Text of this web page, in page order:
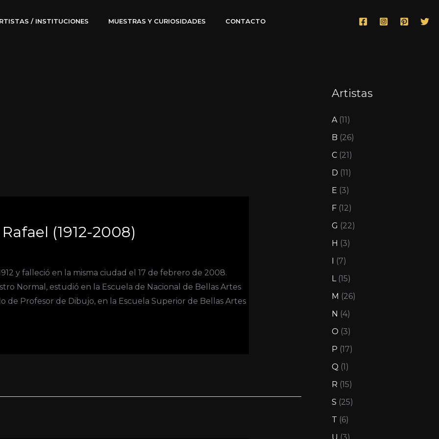
/ INSTITUCIONES MUESTRAS Y CURIOSIDADES CONTACTO
(1912-2008)
y falleció en la misma ciudad el 17 de febrero de 2008.
Normal, estudió en la Escuela de Nacional de Bellas Artes
Profesor de Dibujo, en la Escuela Superior de Bellas Artes
Artistas
A(11)
B (26)
C (21)
D (11)
E (3)
F (12)
G (22)
H (3)
I (7)
L(15)
M (26)
N (4)
O (3)
P (17)
Q (1)
R (15)
S (25)
T (6)